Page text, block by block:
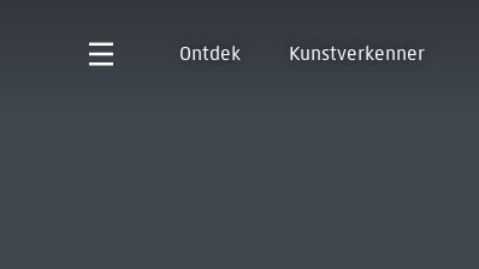
Ontdek Kunstverkenner